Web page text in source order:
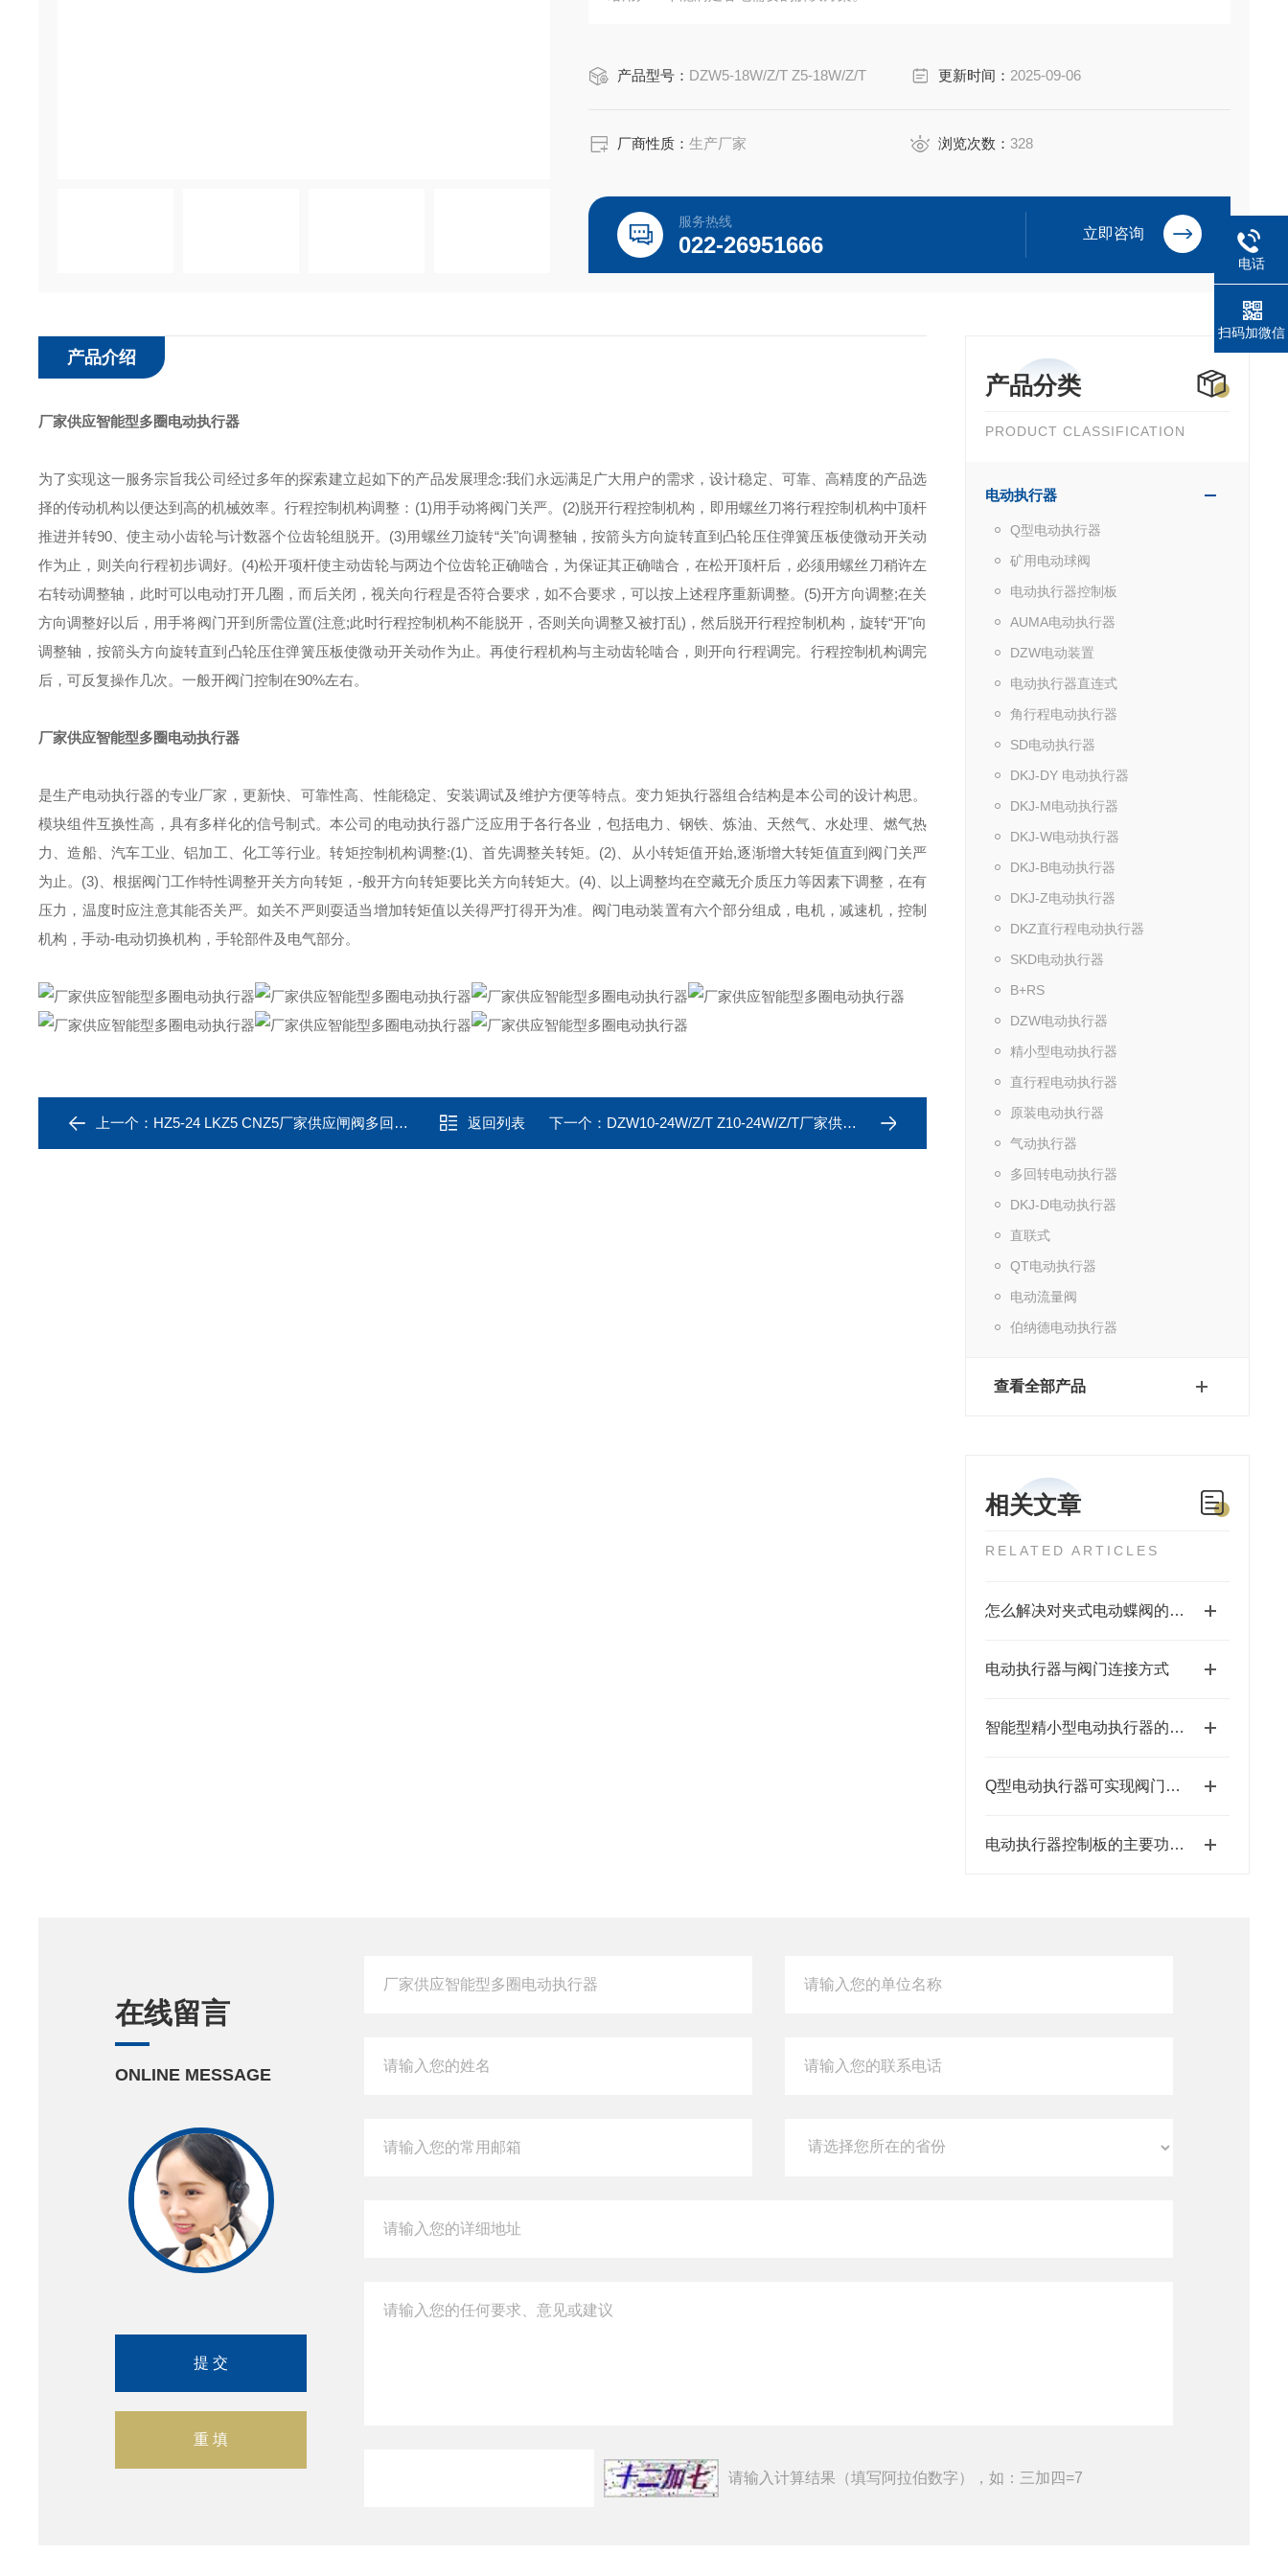
产品型号： DZW5-18W/Z/T Z5-18W/Z/T 更新时间： 2025-09-06
厂商性质：生产厂家 浏览次数：328
服务热线
022-26951666 立即咨询
产品分类
PRODUCT CLASSIFICATION
电动执行器
Q型电动执行器
矿用电动球阀
电动执行器控制板
AUMA电动执行器
DZW电动装置
电动执行器直连式
角行程电动执行器
SD电动执行器
DKJ-DY 电动执行器
DKJ-M电动执行器
DKJ-W电动执行器
DKJ-B电动执行器
DKJ-Z电动执行器
DKZ直行程电动执行器
SKD电动执行器
B+RS
DZW电动执行器
精小型电动执行器
直行程电动执行器
原装电动执行器
气动执行器
多回转电动执行器
DKJ-D电动执行器
直联式
QT电动执行器
电动流量阀
伯纳德电动执行器
查看全部产品
相关文章
RELATED ARTICLES
怎么解决对夹式电动蝶阀的故障问题
电动执行器与阀门连接方式
智能型精小型电动执行器的特点
Q型电动执行器可实现阀门的自动开启和关闭
电动执行器控制板的主要功能是接收外部控制信号
产品介绍
厂家供应智能型多圈电动执行器
为了实现这一服务宗旨我公司经过多年的探索建立起如下的产品发展理念:我们永远满足广大用户的需求，设计稳定、可靠、高精度的产品选
择的传动机构以便达到高的机械效率。行程控制机构调整：(1)用手动将阀门关严。(2)脱开行程控制机构，即用螺丝刀将行程控制机构中顶杆
推进并转90、使主动小齿轮与计数器个位齿轮组脱开。(3)用螺丝刀旋转“关"向调整轴，按箭头方向旋转直到凸轮压住弹簧压板使微动开关动
作为止，则关向行程初步调好。(4)松开项杆使主动齿轮与两边个位齿轮正确啮合，为保证其正确啮合，在松开顶杆后，必须用螺丝刀稍许左
右转动调整轴，此时可以电动打开几圈，而后关闭，视关向行程是否符合要求，如不合要求，可以按上述程序重新调整。(5)开方向调整;在关
方向调整好以后，用手将阀门开到所需位置(注意;此时行程控制机构不能脱开，否则关向调整又被打乱)，然后脱开行程控制机构，旋转“开"向
调整轴，按箭头方向旋转直到凸轮压住弹簧压板使微动开关动作为止。再使行程机构与主动齿轮啮合，则开向行程调完。行程控制机构调完
后，可反复操作几次。一般开阀门控制在90%左右。
厂家供应智能型多圈电动执行器
是生产电动执行器的专业厂家，更新快、可靠性高、性能稳定、安装调试及维护方便等特点。变力矩执行器组合结构是本公司的设计构思。
模块组件互换性高，具有多样化的信号制式。本公司的电动执行器广泛应用于各行各业，包括电力、钢铁、炼油、天然气、水处理、燃气热
力、造船、汽车工业、铝加工、化工等行业。转矩控制机构调整:(1)、首先调整关转矩。(2)、从小转矩值开始,逐渐增大转矩值直到阀门关严
为止。(3)、根据阀门工作特性调整开关方向转矩，-般开方向转矩要比关方向转矩大。(4)、以上调整均在空藏无介质压力等因素下调整，在有
压力，温度时应注意其能否关严。如关不严则耍适当增加转矩值以关得严打得开为准。阀门电动装置有六个部分组成，电机，减速机，控制
机构，手动-电动切换机构，手轮部件及电气部分。
上一个： HZ5-24 LKZ5 CNZ5厂家供应闸阀多回转电动执行器 返回列表 下一个： DZW10-24W/Z/T Z10-24W/Z/T厂家供应智能型电动截止阀执行器
在线留言
ONLINE MESSAGE
请输入计算结果（填写阿拉伯数字），如：三加四=7
电话
扫码加微信